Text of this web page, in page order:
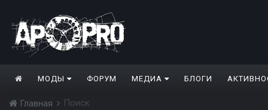
МОДЫ ФОРУМ МЕДИА БЛОГИ
Главная Поиск